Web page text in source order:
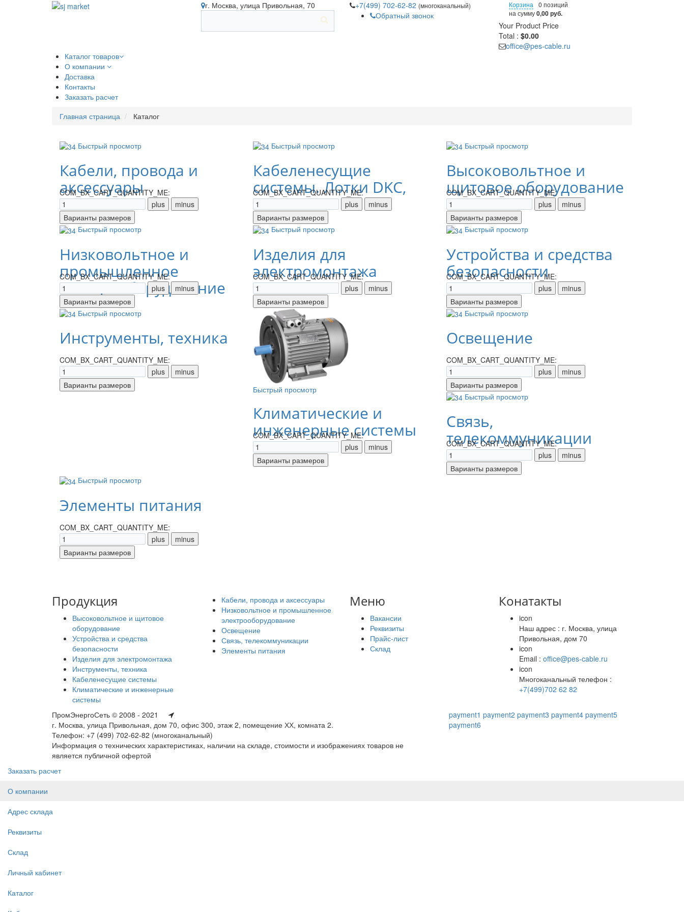
г. Москва, улица Привольная, 70 +7(499) 702-62-82 (многоканальный)
Обратный звонок
Корзина
0 позиций
на сумму0,00 руб.
Your Product Price
Total : $0.00
office@pes-cable.ru
Каталог товаров
О компании
Доставка
Контакты
Заказать расчет
Главная страница
Каталог
Быстрый просмотр
Кабели, провода и
аксессуары
COM_BX_CART_QUANTITY_ME:
Быстрый просмотр
Кабеленесущие
системы. Лотки DKC,
IEK
COM_BX_CART_QUANTITY_ME:
Быстрый просмотр
Высоковольтное и
щитовое оборудование
COM_BX_CART_QUANTITY_ME:
Быстрый просмотр
Низковольтное и
промышленное
электрооборудование
COM_BX_CART_QUANTITY_ME:
Быстрый просмотр
Изделия для
электромонтажа
COM_BX_CART_QUANTITY_ME:
Быстрый просмотр
Устройства и средства
безопасности
COM_BX_CART_QUANTITY_ME:
Быстрый просмотр
Инструменты, техника
COM_BX_CART_QUANTITY_ME:
Быстрый просмотр
Климатические и
инженерные системы
COM_BX_CART_QUANTITY_ME:
Быстрый просмотр
Освещение
COM_BX_CART_QUANTITY_ME:
Быстрый просмотр
Связь,
телекоммуникации
COM_BX_CART_QUANTITY_ME:
Быстрый просмотр
Элементы питания
COM_BX_CART_QUANTITY_ME:
Продукция
Высоковольтное и щитовое
оборудование
Устройства и средства
безопасности
Изделия для электромонтажа
Инструменты, техника
Кабеленесущие системы
Климатические и инженерные
системы
Кабели, провода и аксессуары
Низковольтное и промышленное
электрооборудование
Освещение
Связь, телекоммуникации
Элементы питания
Меню
Вакансии
Реквизиты
Прайс-лист
Склад
Конатакты
icon
Наш адрес : г. Москва, улица
Привольная, дом 70
icon
Email : office@pes-cable.ru
icon
Многоканальный телефон :
+7(499)702 62 82
ПромЭнергоСеть © 2008 - 2021
г. Москва, улица Привольная, дом 70, офис 300, этаж 2, помещение ХХ, комната 2.
Телефон: +7 (499) 702-62-82 (многоканальный)
Информация о технических характеристиках, наличии на складе, стоимости и изображениях товаров не
является публичной офертой
payment1 payment2 payment3 payment4 payment5
payment6
Заказать расчет
О компании
Адрес склада
Реквизиты
Склад
Личный кабинет
Каталог